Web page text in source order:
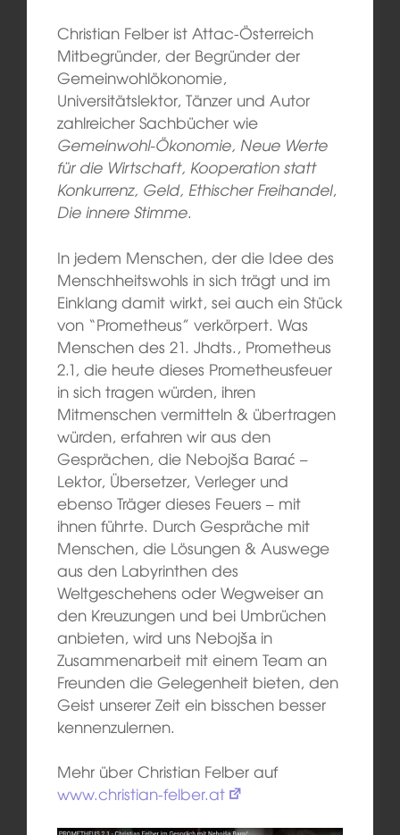
Christian Felber ist Attac-Österreich
Mitbegründer, der Begründer der
Gemeinwohlökonomie,
Universitätslektor, Tänzer und Autor
zahlreicher Sachbücher wie
Gemeinwohl-Ökonomie, Neue Werte
für die Wirtschaft, Kooperation statt
Konkurrenz, Geld, Ethischer Freihandel,
Die innere Stimme.
In jedem Menschen, der die Idee des
Menschheitswohls in sich trägt und im
Einklang damit wirkt, sei auch ein Stück
von “Prometheus” verkörpert. Was
Menschen des 21. Jhdts., Prometheus
2.1, die heute dieses Prometheusfeuer
in sich tragen würden, ihren
Mitmenschen vermitteln & übertragen
würden, erfahren wir aus den
Gesprächen, die Nebojša Barać –
Lektor, Übersetzer, Verleger und
ebenso Träger dieses Feuers – mit
ihnen führte. Durch Gespräche mit
Menschen, die Lösungen & Auswege
aus den Labyrinthen des
Weltgeschehens oder Wegweiser an
den Kreuzungen und bei Umbrüchen
anbieten, wird uns Nebojšа in
Zusammenarbeit mit einem Team an
Freunden die Gelegenheit bieten, den
Geist unserer Zeit ein bisschen besser
kennenzulernen.
Mehr über Christian Felber auf
www.christian-felber.at